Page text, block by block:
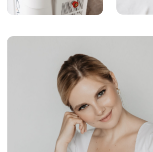
позвоните нам по номеру:
для записи к конкретному специалисту:
или напишите в удобный
мессенджер:
+7 (925)
366-65-
55
ЗАПИСАТЬСЯ